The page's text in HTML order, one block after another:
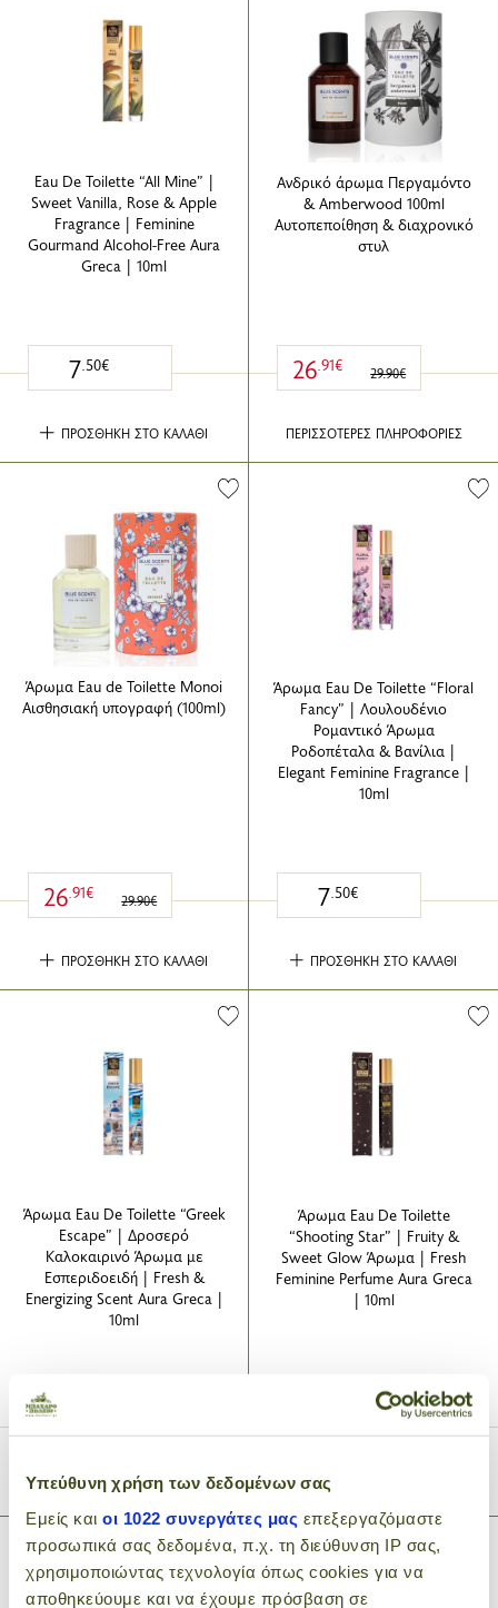
Υπεύθυνη χρήση των δεδομένων σας
Εμείς και οι 1022 συνεργάτες μας επεξεργαζόμαστε
προσωπικά σας δεδομένα, π.χ. τη διεύθυνση IP σας,
χρησιμοποιώντας τεχνολογία όπως cookies για να
αποθηκεύουμε και να έχουμε πρόσβαση σε
Eau De Toilette “All Mine” |
Sweet Vanilla, Rose & Apple
Fragrance | Feminine
Gourmand Alcohol-Free Aura
Greca | 10ml
7.50€
ΠΡΟΣΘΗΚΗ ΣΤΟ ΚΑΛΑΘΙ
Ανδρικό άρωμα Περγαμόντο
& Amberwood 100ml
Αυτοπεποίθηση & διαχρονικό
στυλ
26.91€ 29.90€
ΠΕΡΙΣΣΟΤΕΡΕΣ ΠΛΗΡΟΦΟΡΙΕΣ
Άρωμα Eau de Toilette Monoi
Aισθησιακή υπογραφή (100ml)
26.91€ 29.90€
ΠΡΟΣΘΗΚΗ ΣΤΟ ΚΑΛΑΘΙ
Άρωμα Eau De Toilette “Floral
Fancy” | Λουλουδένιο
Ρομαντικό Άρωμα
Ροδοπέταλα & Βανίλια |
Elegant Feminine Fragrance |
10ml
7.50€
ΠΡΟΣΘΗΚΗ ΣΤΟ ΚΑΛΑΘΙ
Άρωμα Eau De Toilette “Greek
Escape” | Δροσερό
Καλοκαιρινό Άρωμα με
Εσπεριδοειδή | Fresh &
Energizing Scent Aura Greca |
10ml
ΠΡΟΣΘΗΚΗ ΣΤΟ ΚΑΛΑΘΙ
Άρωμα Eau De Toilette
“Shooting Star” | Fruity &
Sweet Glow Άρωμα | Fresh
Feminine Perfume Aura Greca
| 10ml
ΠΡΟΣΘΗΚΗ ΣΤΟ ΚΑΛΑΘΙ